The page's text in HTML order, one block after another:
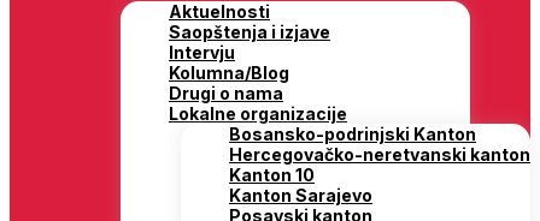
Aktuelnosti
Saopštenja i izjave
Intervju
Kolumna/Blog
Drugi o nama
Lokalne organizacije
Bosansko-podrinjski Kanton
Hercegovačko-neretvanski kanton
Kanton 10
Kanton Sarajevo
Posavski kanton